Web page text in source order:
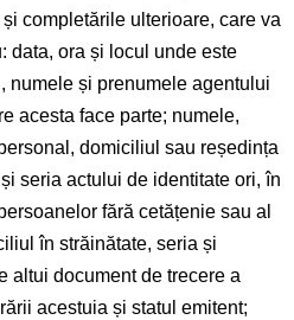
completările ulterioare, care va
data, ora și locul unde este
numele și prenumele agentului
acesta face parte; numele,
domiciliul sau reședința
seria actului de identitate ori, în
fără cetățenie sau al
în străinătate, seria și
altui document de trecere a
acestuia și statul emitent;